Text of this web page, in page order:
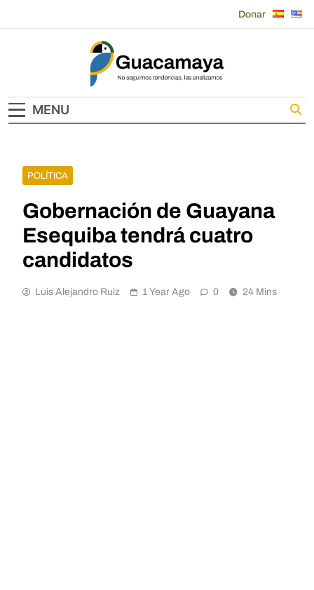
Donar
Guacamaya
MENU
POLÍTICA
Gobernación de Guayana
Esequiba tendrá cuatro
candidatos
Luis Alejandro Ruiz 1 Year Ago 0 24 Mins